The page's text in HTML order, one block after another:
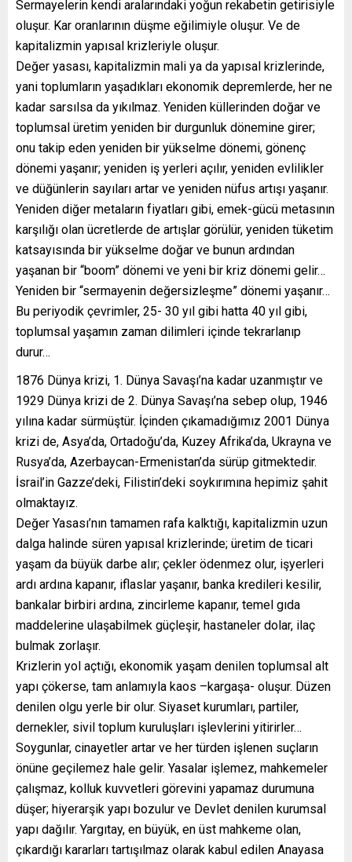
Sermayelerin kendi aralarındaki yoğun rekabetin getirisiyle
oluşur. Kar oranlarının düşme eğilimiyle oluşur. Ve de
kapitalizmin yapısal krizleriyle oluşur.
Değer yasası, kapitalizmin mali ya da yapısal krizlerinde,
yani toplumların yaşadıkları ekonomik depremlerde, her ne
kadar sarsılsa da yıkılmaz. Yeniden küllerinden doğar ve
toplumsal üretim yeniden bir durgunluk dönemine girer;
onu takip eden yeniden bir yükselme dönemi, gönenç
dönemi yaşanır; yeniden iş yerleri açılır, yeniden evlilikler
ve düğünlerin sayıları artar ve yeniden nüfus artışı yaşanır.
Yeniden diğer metaların fiyatları gibi, emek-gücü metasının
karşılığı olan ücretlerde de artışlar görülür, yeniden tüketim
katsayısında bir yükselme doğar ve bunun ardından
yaşanan bir “boom” dönemi ve yeni bir kriz dönemi gelir…
Yeniden bir “sermayenin değersizleşme” dönemi yaşanır…
Bu periyodik çevrimler, 25- 30 yıl gibi hatta 40 yıl gibi,
toplumsal yaşamın zaman dilimleri içinde tekrarlanıp
durur…
1876 Dünya krizi, 1. Dünya Savaşı’na kadar uzanmıştır ve
1929 Dünya krizi de 2. Dünya Savaşı’na sebep olup, 1946
yılına kadar sürmüştür. İçinden çıkamadığımız 2001 Dünya
krizi de, Asya’da, Ortadoğu’da, Kuzey Afrika’da, Ukrayna ve
Rusya’da, Azerbaycan-Ermenistan’da sürüp gitmektedir.
İsrail’in Gazze’deki, Filistin’deki soykırımına hepimiz şahit
olmaktayız.
Değer Yasası’nın tamamen rafa kalktığı, kapitalizmin uzun
dalga halinde süren yapısal krizlerinde; üretim de ticari
yaşam da büyük darbe alır; çekler ödenmez olur, işyerleri
ardı ardına kapanır, iflaslar yaşanır, banka kredileri kesilir,
bankalar birbiri ardına, zincirleme kapanır, temel gıda
maddelerine ulaşabilmek güçleşir, hastaneler dolar, ilaç
bulmak zorlaşır.
Krizlerin yol açtığı, ekonomik yaşam denilen toplumsal alt
yapı çökerse, tam anlamıyla kaos –kargaşa- oluşur. Düzen
denilen olgu yerle bir olur. Siyaset kurumları, partiler,
dernekler, sivil toplum kuruluşları işlevlerini yitirirler…
Soygunlar, cinayetler artar ve her türden işlenen suçların
önüne geçilemez hale gelir. Yasalar işlemez, mahkemeler
çalışmaz, kolluk kuvvetleri görevini yapamaz durumuna
düşer; hiyerarşik yapı bozulur ve Devlet denilen kurumsal
yapı dağılır. Yargıtay, en büyük, en üst mahkeme olan,
çıkardığı kararları tartışılmaz olarak kabul edilen Anayasa